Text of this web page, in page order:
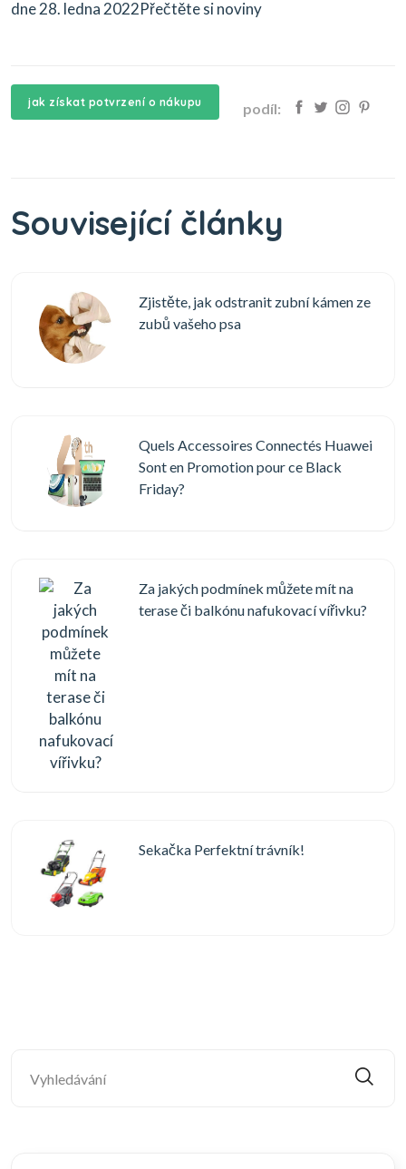
dne 28. ledna 2022Přečtěte si noviny
jak získat potvrzení o nákupu podíl:
Související články
Zjistěte, jak odstranit zubní kámen ze
zubů vašeho psa
Quels Accessoires Connectés Huawei
Sont en Promotion pour ce Black
Friday?
Za jakých podmínek můžete mít na
terase či balkónu nafukovací vířivku?
Sekačka Perfektní trávník!